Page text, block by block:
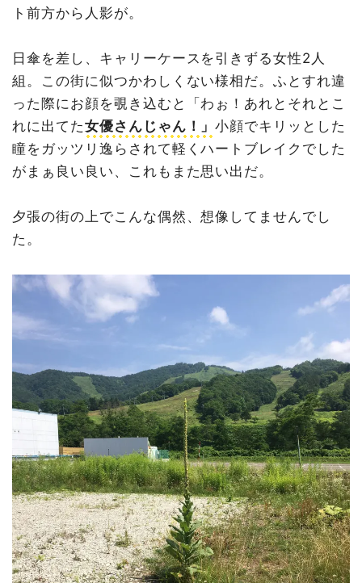
ト前方から人影が。
日傘を差し、キャリーケースを引きずる女性2人
組。この街に似つかわしくない様相だ。ふとすれ違
った際にお顔を覗き込むと「わぉ！あれとそれとこ
れに出てた女優さんじゃん！」小顔でキリッとした
瞳をガッツリ逸らされて軽くハートブレイクでした
がまぁ良い良い、これもまた思い出だ。
夕張の街の上でこんな偶然、想像してませんでし
た。